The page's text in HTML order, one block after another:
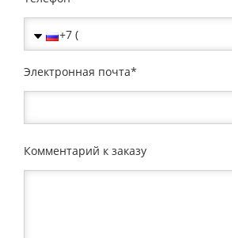
Электронная почта
Комментарий к заказу